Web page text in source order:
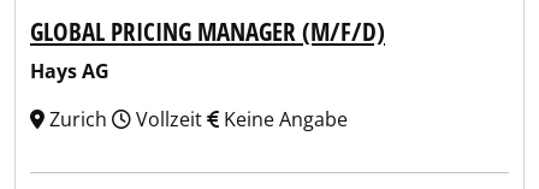
GLOBAL PRICING MANAGER (M/F/D)
Hays AG
Zurich
Vollzeit Keine Angabe